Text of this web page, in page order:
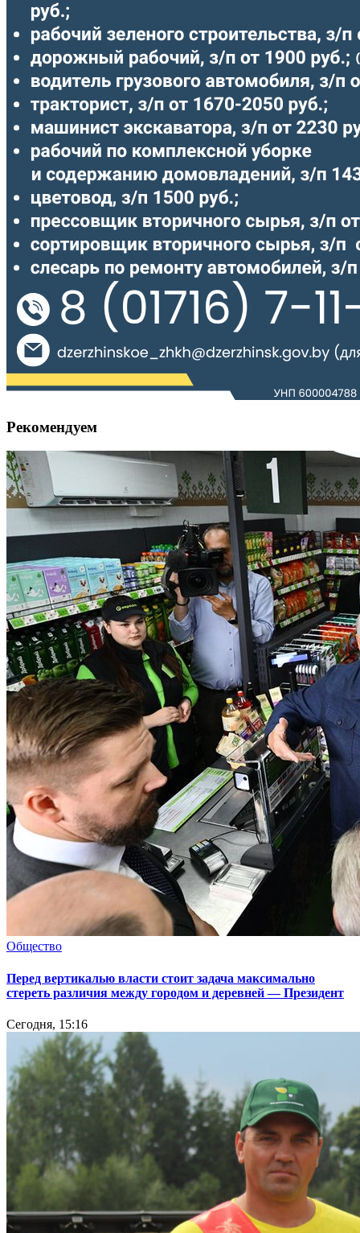
Рекомендуем
Общество
Перед вертикалью власти стоит задача максимально
стереть различия между городом и деревней — Президент
Сегодня, 15:16